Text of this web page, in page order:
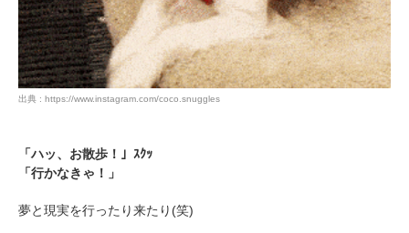
出典 : https://www.instagram.com/coco.snuggles
「ハッ、お散歩！」ｽｸｯ
「行かなきゃ！」
夢と現実を行ったり来たり(笑)
PECOアプリをダウンロード済みの方